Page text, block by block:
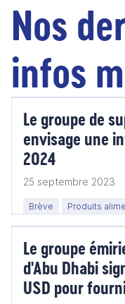
Nos
infos
Le groupe de
envisage une
2024
25 septembre 2023
Brève Produits
Le groupe
d'Abu Dhabi
USD pour